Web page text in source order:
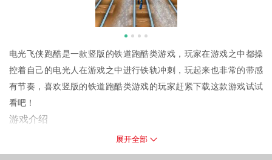
电光飞侠跑酷是一款竖版的铁道跑酷类游戏，玩家在游戏之中都操
控着自己的电光人在游戏之中进行铁轨冲刺，玩起来也非常的带感
有节奏，喜欢竖版的铁道跑酷类游戏的玩家赶紧下载这款游戏试试
看吧！
游戏介绍
1.电光飞侠跑酷中你自己可以控制跑酷路线，调整你自己的跑酷速度
展开全部